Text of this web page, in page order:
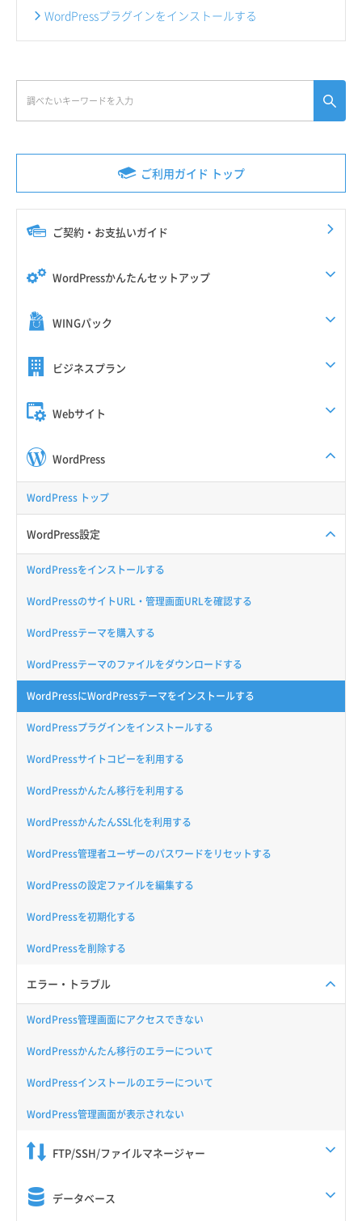
ご利用ガイド トップ
ご契約・お支払いガイド
WordPressかんたんセットアップ
WINGパック
ビジネスプラン
Webサイト
WordPress
WordPress トップ
WordPress設定
WordPressをインストールする
WordPressのサイトURL・管理画面URLを確認する
WordPressテーマを購入する
WordPressテーマのファイルをダウンロードする
WordPressにWordPressテーマをインストールする
WordPressプラグインをインストールする
WordPressサイトコピーを利用する
WordPressかんたん移行を利用する
WordPressかんたんSSL化を利用する
WordPress管理者ユーザーのパスワードをリセットする
WordPressの設定ファイルを編集する
WordPressを初期化する
WordPressを削除する
エラー・トラブル
WordPress管理画面にアクセスできない
WordPressかんたん移行のエラーについて
WordPressインストールのエラーについて
WordPress管理画面が表示されない
FTP/SSH/ファイルマネージャー
データベース
WordPressプラグインをインストールする